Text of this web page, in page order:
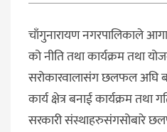
चाँगुनारायण नगरपालिकाले
को नीति तथा कार्यक्रम तथा
सरोकारवालासंग छलफल अघि
कार्य क्षेत्र बनाई कार्यक्रम तथा
सरकारी संस्थाहरुसंगसोबारे